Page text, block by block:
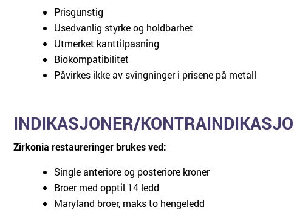
Prisgunstig
Usedvanlig styrke og holdbarhet
Utmerket kanttilpasning
Biokompatibilitet
Påvirkes ikke av svingninger i prisene på metall
INDIKASJONER/
Zirkonia restaureringer brukes ved:
Single anteriore og posteriore kroner
Broer med opptil 14 ledd
Maryland broer, maks to hengeledd